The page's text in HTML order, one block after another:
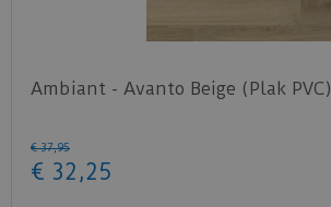
Ambiant - Avanto Beige (Plak PVC)
€ 37,95
€ 32 ,25